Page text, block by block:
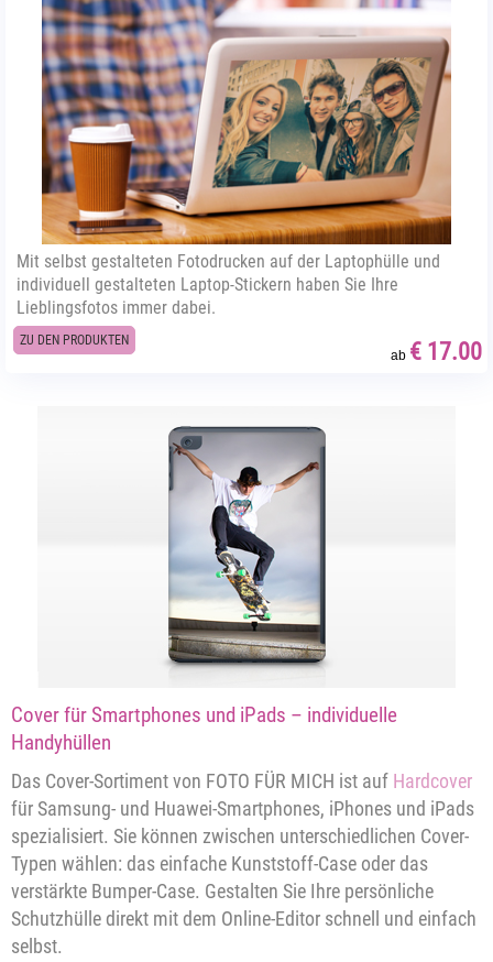
Mit selbst gestalteten Fotodrucken auf der Laptophülle und
individuell gestalteten Laptop-Stickern haben Sie Ihre
Lieblingsfotos immer dabei.
ZU DEN PRODUKTEN
ab € 17.00
Cover für Smartphones und iPads – individuelle
Handyhüllen
Das Cover-Sortiment von FOTO FÜR MICH ist auf Hardcover
für Samsung- und Huawei-Smartphones, iPhones und iPads
spezialisiert. Sie können zwischen unterschiedlichen Cover-
Typen wählen: das einfache Kunststoff-Case oder das
verstärkte Bumper-Case. Gestalten Sie Ihre persönliche
Schutzhülle direkt mit dem Online-Editor schnell und einfach
selbst.